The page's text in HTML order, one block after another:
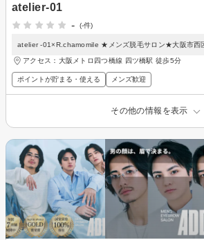
atelier-01
-
(-件)
atelier -01×R.chamomile ★メンズ脱毛サロン★大阪市西
アクセス：大阪メトロ四つ橋線 四ツ橋駅 徒歩5分
ポイントが貯まる・使える メンズ歓迎
その他の情報を表示